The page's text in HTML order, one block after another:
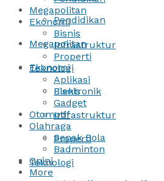
Pendidikan
Megapolitan
Ekonomi
Bisnis
Infrastruktur
Properti
Teknologi
Megapolitan
Ekonomi
Bisnis
Infrastruktur
Properti
Teknologi
Aplikasi
Elektronik
Gadget
Otomotif
Olahraga
Sepak Bola
Badminton
Opini
More